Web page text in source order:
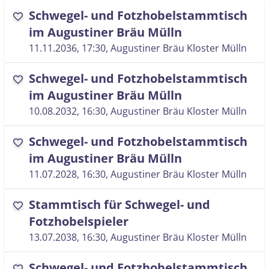
favorite Schwegel- und Fotzhobelstammtisch
im Augustiner Bräu Mülln
11.11.2036, 17:30, Augustiner Bräu Kloster Mülln
favorite Schwegel- und Fotzhobelstammtisch
im Augustiner Bräu Mülln
10.08.2032, 16:30, Augustiner Bräu Kloster Mülln
favorite Schwegel- und Fotzhobelstammtisch
im Augustiner Bräu Mülln
11.07.2028, 16:30, Augustiner Bräu Kloster Mülln
favorite Stammtisch für Schwegel- und
Fotzhobelspieler
13.07.2038, 16:30, Augustiner Bräu Kloster Mülln